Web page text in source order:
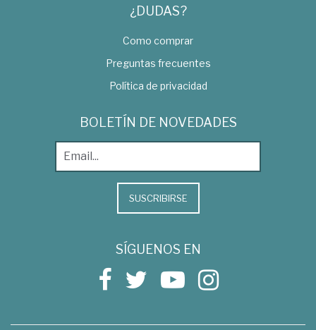
¿DUDAS?
Como comprar
Preguntas frecuentes
Política de privacidad
BOLETÍN DE NOVEDADES
SUSCRIBIRSE
SÍGUENOS EN